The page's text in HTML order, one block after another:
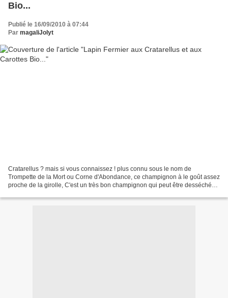
Bio...
Publié le 16/09/2010 à 07:44
Par magaliJolyt
Cratarellus ? mais si vous connaissez ! plus connu sous le nom de
Trompette de la Mort ou Corne d'Abondance, ce champignon à le goût assez
proche de la girolle, C'est un très bon champignon qui peut être desséché